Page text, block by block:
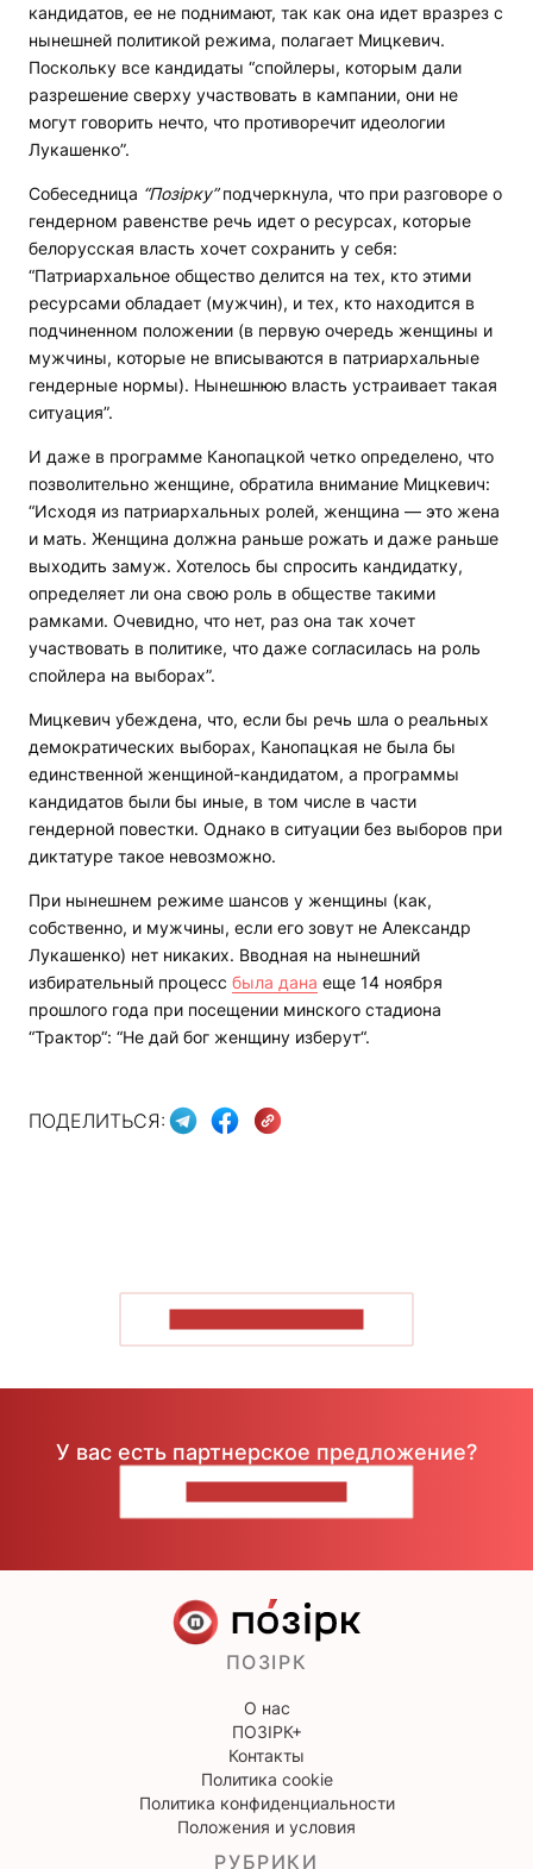
кандидатов, ее не поднимают, так как она идет вразрез с
нынешней политикой режима, полагает Мицкевич.
Поскольку все кандидаты “спойлеры, которым дали
разрешение сверху участвовать в кампании, они не
могут говорить нечто, что противоречит идеологии
Лукашенко”.
Собеседница “Позірку”подчеркнула, что при разговоре о
гендерном равенстве речь идет о ресурсах, которые
белорусская власть хочет сохранить у себя:
“Патриархальное общество делится на тех, кто этими
ресурсами обладает (мужчин), и тех, кто находится в
подчиненном положении (в первую очередь женщины и
мужчины, которые не вписываются в патриархальные
гендерные нормы). Нынешнюю власть устраивает такая
ситуация”.
И даже в программе Канопацкой четко определено, что
позволительно женщине, обратила внимание Мицкевич:
“Исходя из патриархальных ролей, женщина — это жена
и мать. Женщина должна раньше рожать и даже раньше
выходить замуж. Хотелось бы спросить кандидатку,
определяет ли она свою роль в обществе такими
рамками. Очевидно, что нет, раз она так хочет
участвовать в политике, что даже согласилась на роль
спойлера на выборах”.
Мицкевич убеждена, что, если бы речь шла о реальных
демократических выборах, Канопацкая не была бы
единственной женщиной-кандидатом, а программы
кандидатов были бы иные, в том числе в части
гендерной повестки. Однако в ситуации без выборов при
диктатуре такое невозможно.
При нынешнем режиме шансов у женщины (как,
собственно, и мужчины, если его зовут не Александр
Лукашенко) нет никаких. Вводная на нынешний
избирательный процесс была дана еще 14 ноября
прошлого года при посещении минского стадиона
“Трактор“: “Не дай бог женщину изберут“.
ПОДЕЛИТЬСЯ:
У вас есть партнерское предложение?
ПОЗІРК
О нас
ПОЗІРК+
Контакты
Политика cookie
Политика конфиденциальности
Положения и условия
РУБРИКИ